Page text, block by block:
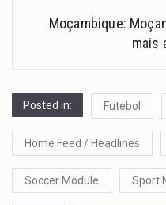
Moçambique:
mais
Posted in: Futebol
Home Feed / Headlines
Soccer Module Sport